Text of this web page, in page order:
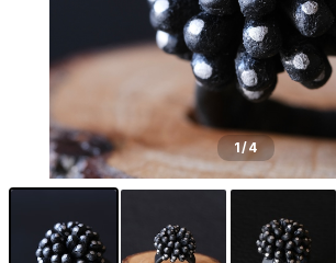
1/4